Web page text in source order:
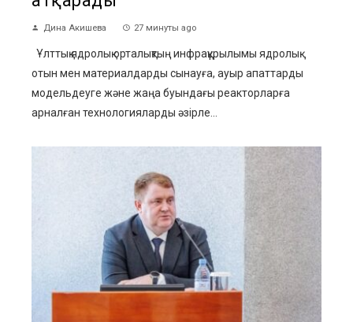
Дина Акишева 27 минуты ago
Ұлттық ядролық орталықтың инфрақұрылымы ядролық
отын мен материалдарды сынауға, ауыр апаттарды
модельдеуге және жаңа буындағы реакторларға
арналған технологияларды әзірле...